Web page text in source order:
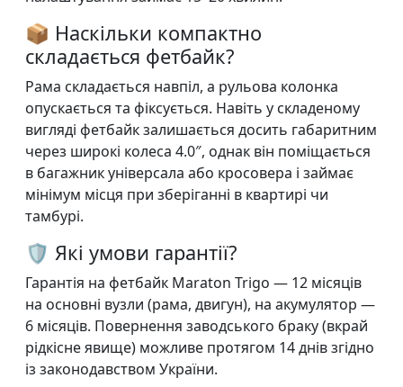
📦 Наскільки компактно
складається фетбайк?
Рама складається навпіл, а рульова колонка
опускається та фіксується. Навіть у складеному
вигляді фетбайк залишається досить габаритним
через широкі колеса 4.0″, однак він поміщається
в багажник універсала або кросовера і займає
мінімум місця при зберіганні в квартирі чи
тамбурі.
🛡️ Які умови гарантії?
Гарантія на фетбайк Maraton Trigo — 12 місяців
на основні вузли (рама, двигун), на акумулятор —
6 місяців. Повернення заводського браку (вкрай
рідкісне явище) можливе протягом 14 днів згідно
із законодавством України.